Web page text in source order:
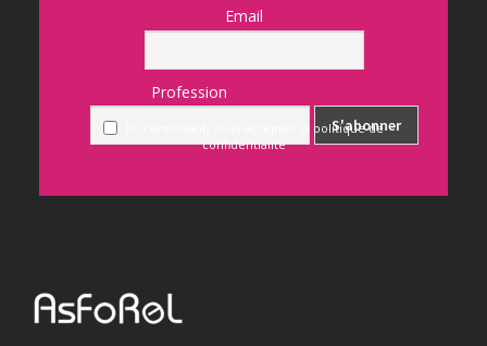
Email
Profession
En continuant, vous acceptez la politique de
confidentialité